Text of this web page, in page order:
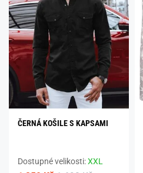
ČERNÁ KOŠILE S KAPSAMI
Dostupné velikosti:XXL